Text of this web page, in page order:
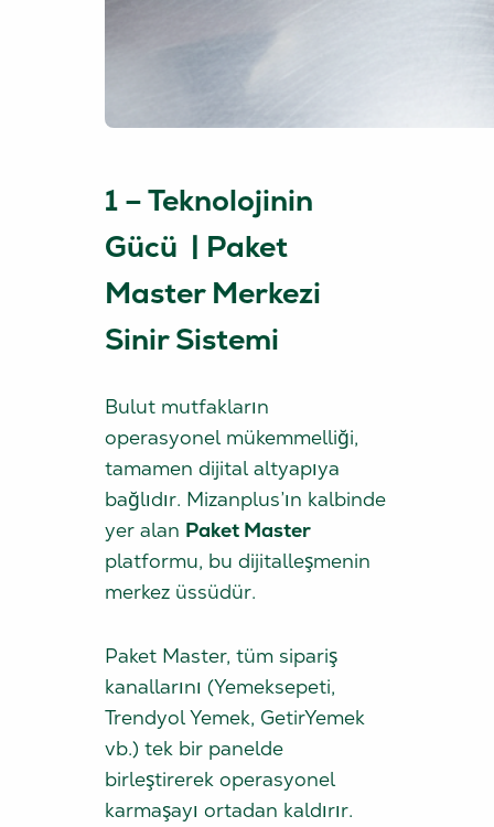
1 – Teknolojinin
Gücü | Paket
Master Merkezi
Sinir Sistemi
Bulut mutfakların
operasyonel mükemmelliği,
tamamen dijital altyapıya
bağlıdır. Mizanplus’ın kalbinde
yer alan Paket Master
platformu, bu dijitalleşmenin
merkez üssüdür.
Paket Master, tüm sipariş
kanallarını (Yemeksepeti,
Trendyol Yemek, GetirYemek
vb.) tek bir panelde
birleştirerek operasyonel
karmaşayı ortadan kaldırır.